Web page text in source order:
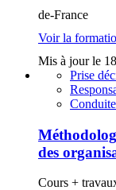
de-France
Voir la
Mis à jour le
Prise
des
Cours +